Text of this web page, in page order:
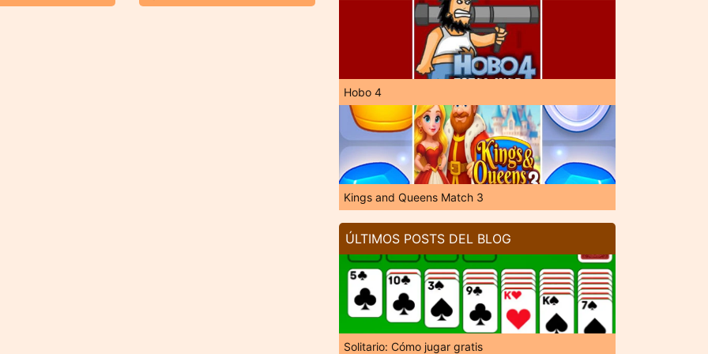
Hobo 4
Kings and Queens Match 3
ÚLTIMOS POSTS DEL BLOG
Solitario: Cómo jugar gratis